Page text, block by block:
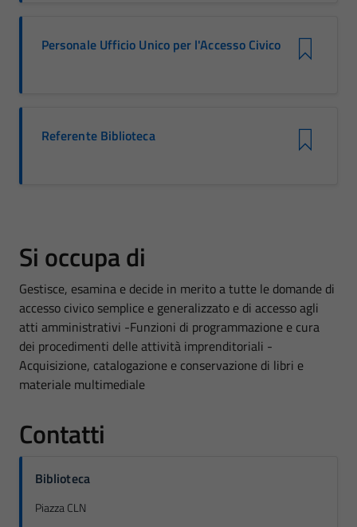
Personale Ufficio Unico per l'Accesso Civico
Referente Biblioteca
Si occupa di
Gestisce, esamina e decide in merito a tutte le domande di
accesso civico semplice e generalizzato e di accesso agli
atti amministrativi -Funzioni di programmazione e cura
dei procedimenti delle attività imprenditoriali -
Acquisizione, catalogazione e conservazione di libri e
materiale multimediale
Contatti
Biblioteca
Piazza CLN